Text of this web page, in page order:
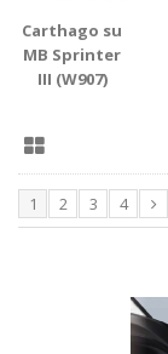
Carthago su
MB Sprinter
III (W907)
1 2 3 4